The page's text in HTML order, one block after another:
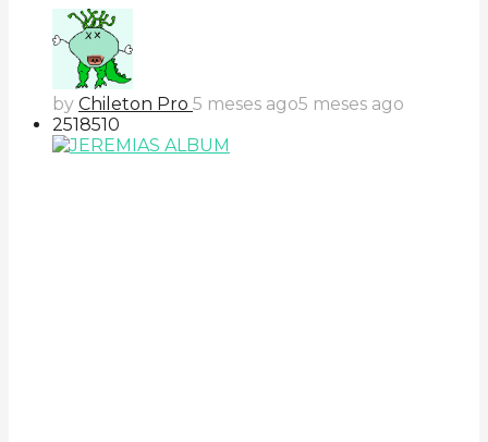
by Chileton Pro 5 meses ago5 meses ago
2518510